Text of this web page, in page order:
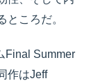
ころだ。
Final Summer
作はJeff